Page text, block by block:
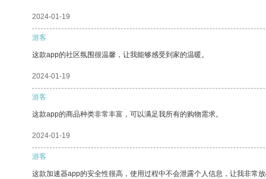
2024-01-19
游客
这款app的社区氛围很温馨，让我能够感受到家的温暖。
2024-01-19
游客
这款app的商品种类非常丰富，可以满足我所有的购物需求。
2024-01-19
游客
这款加速器app的安全性很高，使用过程中不会泄露个人信息，让我非常